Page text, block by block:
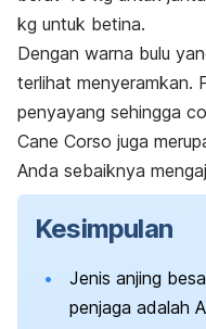
kg untuk betina.
Dengan warna bulu
terlihat menyeramkan.
penyayang sehingga
Cane Corso juga
Anda sebaiknya
Kesimpulan
Jenis anjing
penjaga adalah